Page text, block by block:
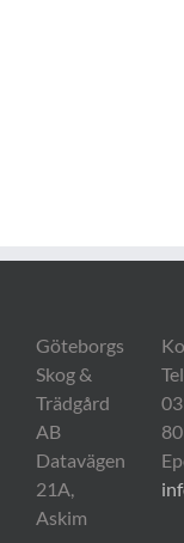
Göteborgs
Skog &
Trädgård
AB
Datavägen
21A,
Askim
80